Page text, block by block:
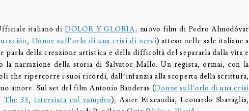
italiano di DOLOR Y GLORIA, nuovo film di Pedro Almodóvar
, Donne sull’orlo di una crisi di nervi) atteso nelle sale italiane a
parla della creazione artistica e della difficoltà del separarla dalla vita e
la narrazione della storia di Salvator Mallo. Un regista, ormai, con la
che ripercorre i suoi ricordi, dall’infanzia alla scoperta della scrittura,
amore. Sul set del film Antonio Banderas (Donne sull’orlo di una crisi
The 33, Intervista col vampiro), Asier Etxeandia, Leonardo Sbaraglia,